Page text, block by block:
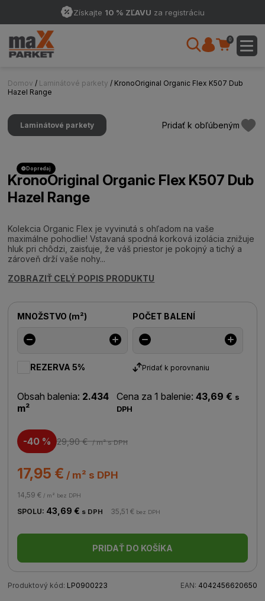
Získajte 10 % ZĽAVU za registráciu
0
Domov / Laminátové parkety / KronoOriginal Organic Flex K507 Dub
Hazel Range
Laminátové parkety Pridať k obľúbeným
Dopredaj
KronoOriginal Organic Flex K507 Dub
Hazel Range
Kolekcia Organic Flex je vyvinutá s ohľadom na vaše
maximálne pohodlie! Vstavaná spodná korková izolácia znižuje
hluk pri chôdzi, zaisťuje, že váš priestor je pokojný a tichý a
zároveň drží vaše nohy...
ZOBRAZIŤ CELÝ POPIS PRODUKTU
MNOŽSTVO (m²) POČET BALENÍ
REZERVA 5% Pridať k porovnaniu
Obsah balenia: 2.434
m²
Cena za 1 balenie: 43,69 € s
DPH
-40 % 29,90 €/ m²s DPH
17,95 € / m² s DPH
14,59 € / m² bez DPH
SPOLU: 43,69 € s DPH 35,51 € bez DPH
PRIDAŤ DO KOŠÍKA
Produktový kód: LP0900223 EAN: 4042456620650